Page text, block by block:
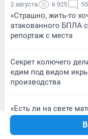
2 августа 6 925 55
«Страшно, жить-то
атакованного БПЛА
репортаж с места
Секрет колючего
едим под видом
производства
«Есть ли на свете
репортаж из